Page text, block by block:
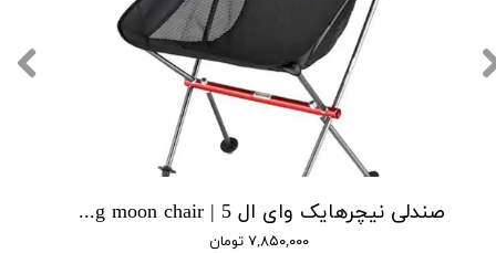
صندلی نیچرهایک وای ال 5 | yl05 moon folding moon chair
۷,۸۵۰,۰۰۰ تومان